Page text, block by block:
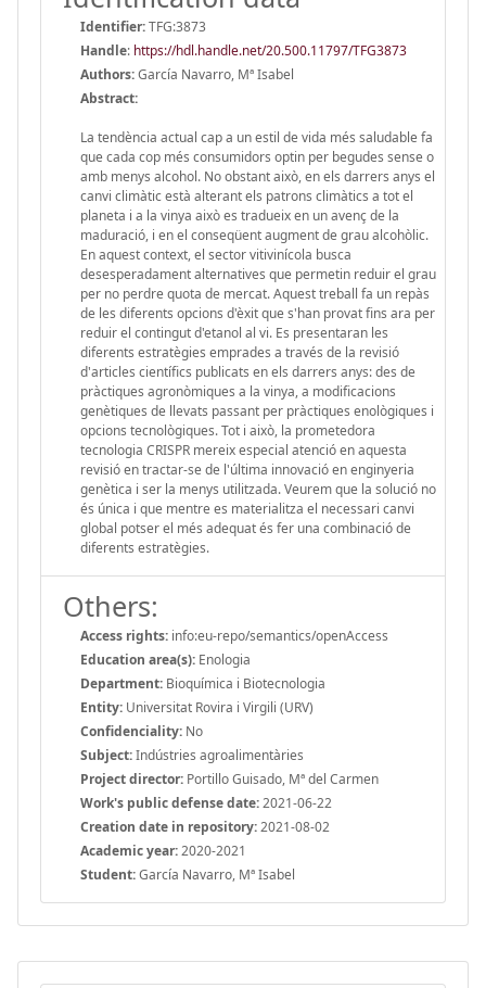
Identifier:TFG:3873
Handle: https://hdl.handle.net/20.500.11797/TFG3873
Authors:García Navarro, Mª Isabel
Abstract:
La tendència actual cap a un estil de vida més saludable fa
que cada cop més consumidors optin per begudes sense o
amb menys alcohol. No obstant això, en els darrers anys el
canvi climàtic està alterant els patrons climàtics a tot el
planeta i a la vinya això es tradueix en un avenç de la
maduració, i en el conseqüent augment de grau alcohòlic.
En aquest context, el sector vitivinícola busca
desesperadament alternatives que permetin reduir el grau
per no perdre quota de mercat. Aquest treball fa un repàs
de les diferents opcions d'èxit que s'han provat fins ara per
reduir el contingut d'etanol al vi. Es presentaran les
diferents estratègies emprades a través de la revisió
d'articles científics publicats en els darrers anys: des de
pràctiques agronòmiques a la vinya, a modificacions
genètiques de llevats passant per pràctiques enològiques i
opcions tecnològiques. Tot i això, la prometedora
tecnologia CRISPR mereix especial atenció en aquesta
revisió en tractar-se de l'última innovació en enginyeria
genètica i ser la menys utilitzada. Veurem que la solució no
és única i que mentre es materialitza el necessari canvi
global potser el més adequat és fer una combinació de
diferents estratègies.
Others:
Access rights: info:eu-repo/semantics/openAccess
Education area(s): Enologia
Department: Bioquímica i Biotecnologia
Entity: Universitat Rovira i Virgili (URV)
Confidenciality: No
Subject:Indústries agroalimentàries
Project director: Portillo Guisado, Mª del Carmen
Work's public defense date:2021-06-22
Creation date in repository:2021-08-02
Academic year:2020-2021
Student:García Navarro, Mª Isabel